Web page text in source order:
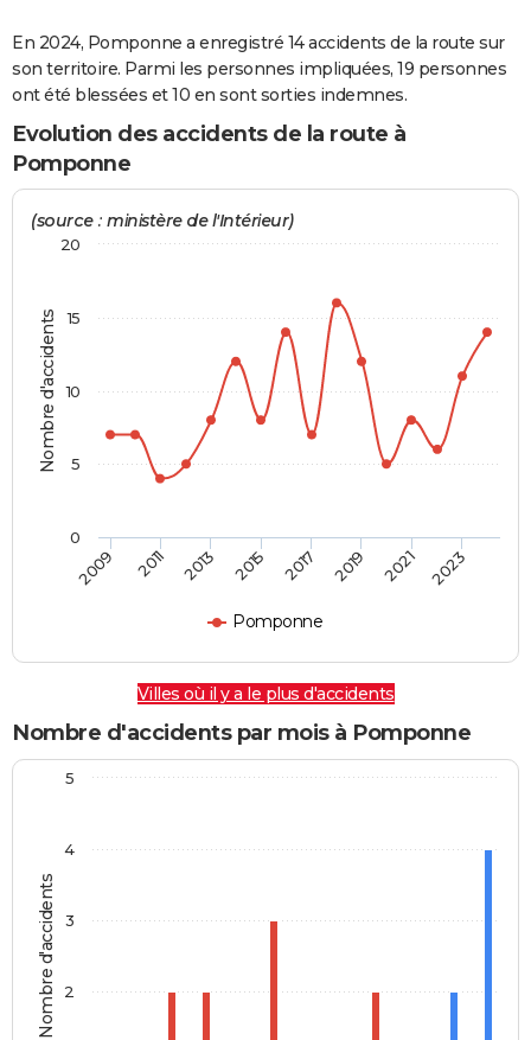
GUIDES D'ACHAT
BONS PLANS
CARTE DE VOEUX
Carte de Noël
Carte Bonne année
Carte Saint-Valentin
Carte Pâques
Carte d'anniversaire
DICTIONNAIRE
COPAINS D'AVANT
S'inscrire
Se connecter
Lycées
Collèges
Primaires
Universités
Entreprises
Service militaire
Avis de recherche
AVIS DE DÉCÈS
FORUM
Bricolage
Lifestyle
Culture
Sport
Auto
Television
Voyage
Cinema
En 2024, Pomponne a enregistré 14 accidents de la route sur
son territoire. Parmi les personnes impliquées, 19 personnes
ont été blessées et 10 en sont sorties indemnes.
Evolution des accidents de la route à
Pomponne
Nombre d'accidents
(source : ministère de l'Intérieur)
Pomponne
2009 2011 2013 2015 2017 2019 2021 2023
5
10
15
0
20
Villes où il y a le plus d'accidents
Nombre d'accidents par mois à Pomponne
Nombre d'accidents 2
3
4
5